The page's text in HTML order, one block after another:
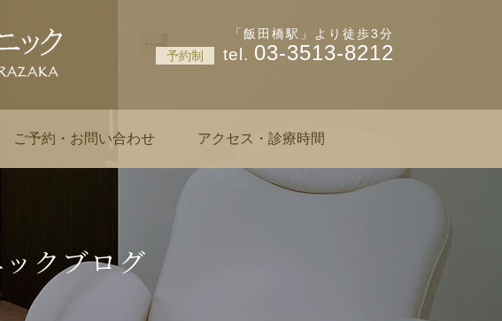
神楽坂 肌と爪のクリニック「飯田橋駅」より徒歩3分
予約制
03-3513-8212
ご予約・お問い合わせ アクセス・診療時間
クブログ